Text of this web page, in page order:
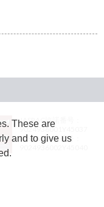
JASRAC許諾番号：
9024936001Y45037
JASRAC許諾番号：
These are
and to give us